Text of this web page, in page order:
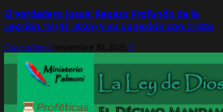
El Verdadero Josué: Repaso Profundo de la
Lección 10 (4T 2025) y su Conexión con Cristo
CuartoAngel noviembre 30, 2025 0